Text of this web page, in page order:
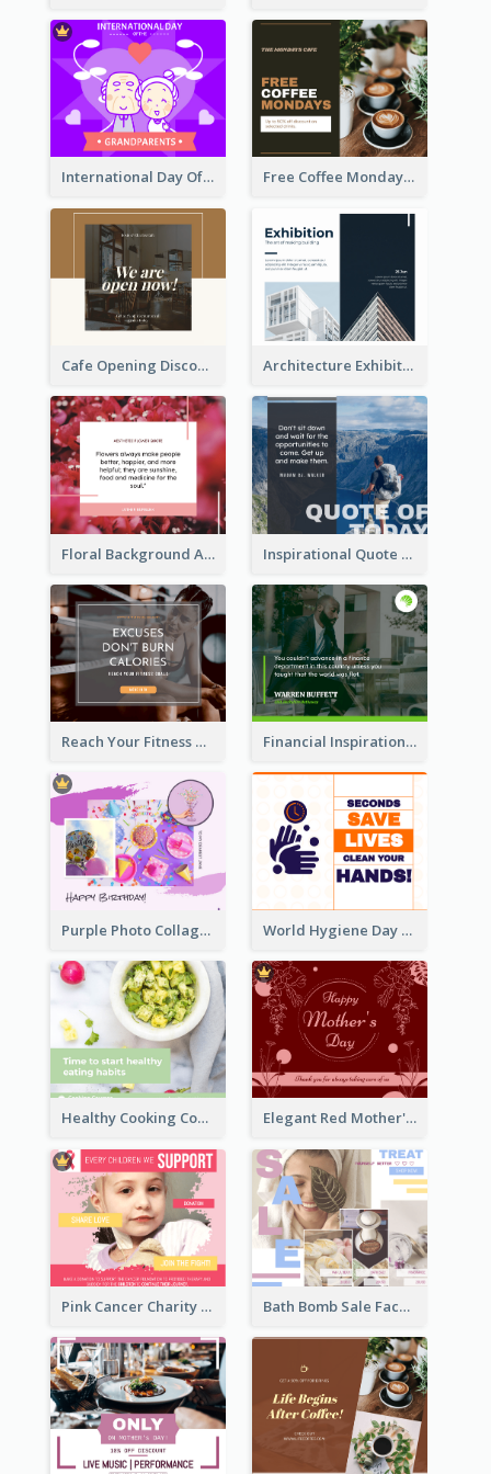
International Day Of Grandparents Facebook Post Free Coffee Mondays Cafe Facebook Post
Cafe Opening Discount Facebook Post Architecture Exhibition Facebook Post
Floral Background Aesthetic Quote Facebook Post Inspirational Quote Of Today Facebook Post
Reach Your Fitness Goals Facebook Post Financial Inspirational Quotes Facebook Post
Purple Photo Collage Birthday Celebration Facebook Post World Hygiene Day Facebook Post
Healthy Cooking Courses Facebook Post Elegant Red Mother's Day Facebook Post With Floral Decorations
Pink Cancer Charity Facebook Post Bath Bomb Sale Facebook Post